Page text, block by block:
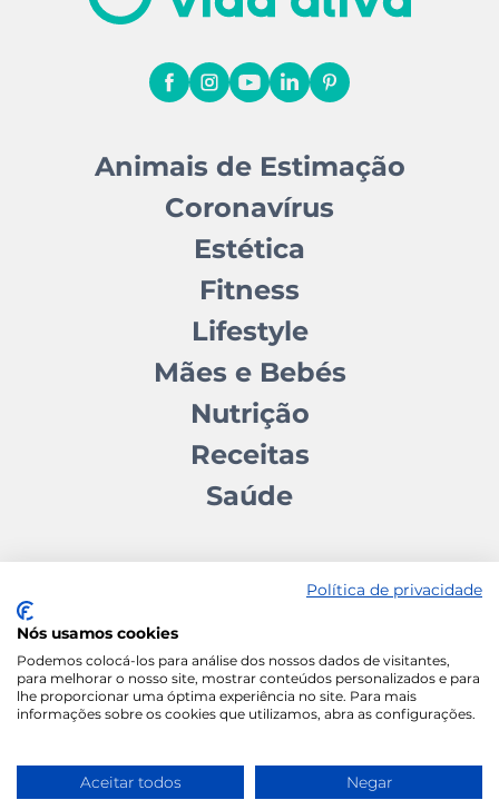
Animais de Estimação
Coronavírus
Estética
Fitness
Lifestyle
Mães e Bebés
Nutrição
Receitas
Saúde
Contactos Quem somos Autores
Estatuto Editorial
Ficha Técnica
Manifesto
Política de Privacidade
Política de privacidade
Nós usamos cookies
Podemos colocá-los para análise dos nossos dados de visitantes,
para melhorar o nosso site, mostrar conteúdos personalizados e para
lhe proporcionar uma óptima experiência no site. Para mais
informações sobre os cookies que utilizamos, abra as configurações.
Aceitar todos Negar